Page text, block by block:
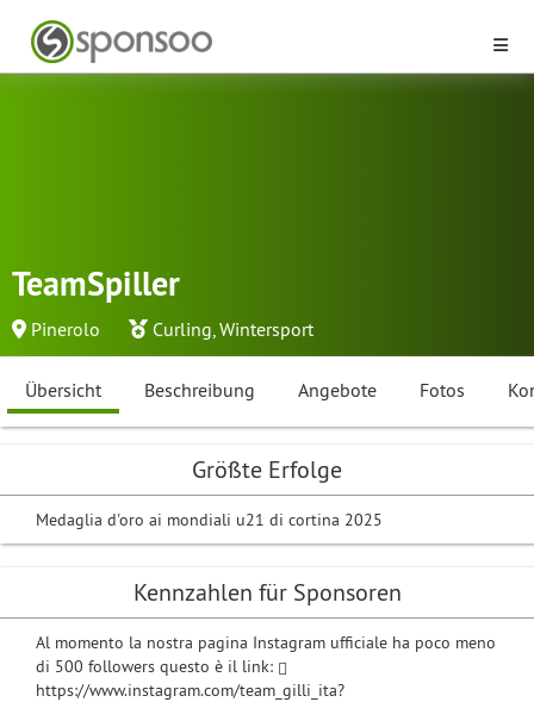
TeamSpiller
Pinerolo Curling,Wintersport
Übersicht Beschreibung Angebote Fotos
Größte Erfolge
Medaglia d'oro ai mondiali u21 di cortina 2025
Kennzahlen für Sponsoren
Al momento la nostra pagina Instagram ufficiale ha poco meno
di 500 followers questo è il link:
https://www.instagram.com/team_gilli_ita?